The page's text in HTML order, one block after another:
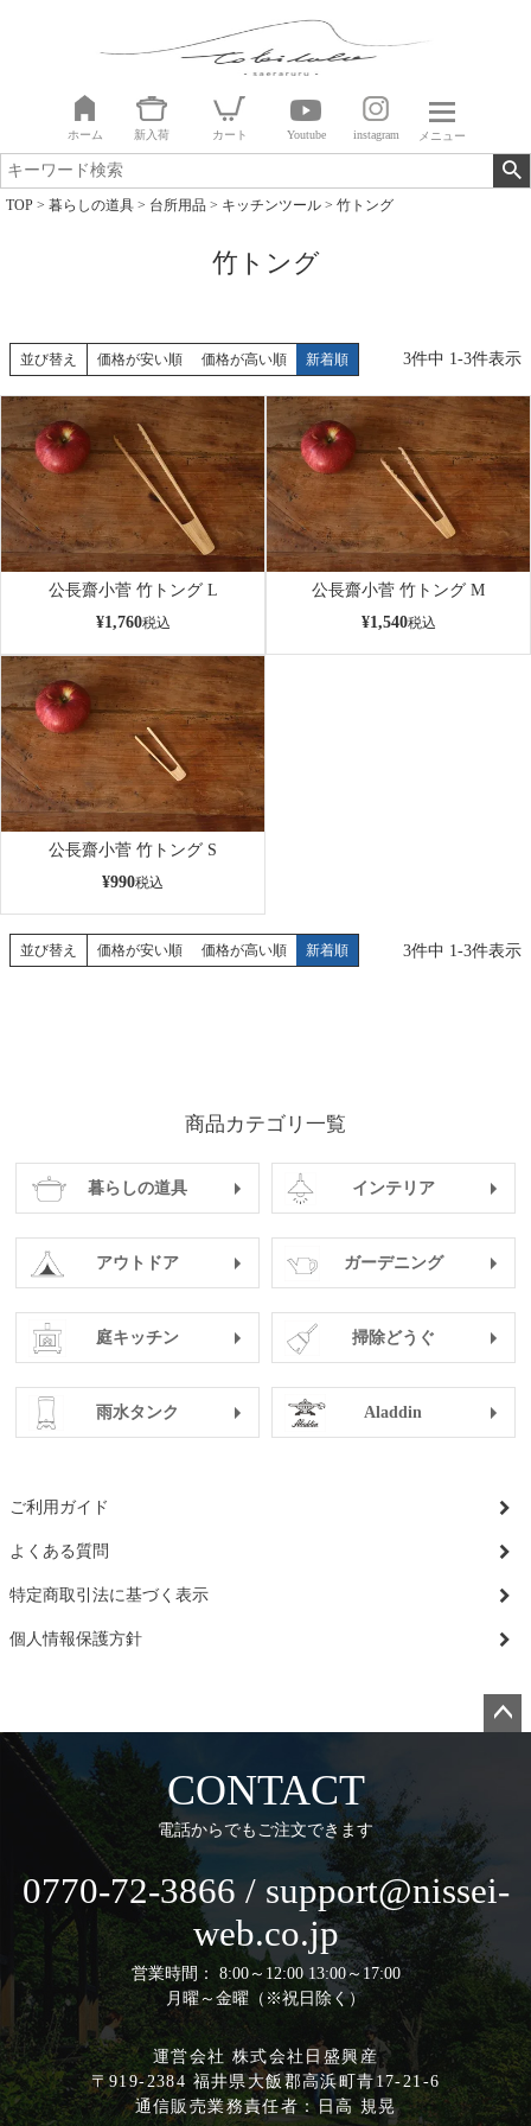
ホーム 新入荷 カート Youtube instagram メニュー
TOP 暮らしの道具 台所用品 キッチンツール 竹トング
竹トング
並び替え 価格が安い順 価格が高い順 新着順 3件中 1-3件表示
公長齋小菅 竹トング L
¥1,760税込
公長齋小菅 竹トング M
¥1,540税込
公長齋小菅 竹トング S
¥990税込
並び替え 価格が安い順 価格が高い順 新着順 3件中 1 -3件表示
商品カテゴリ一覧
暮らしの道具 インテリア
アウトドア ガーデニング
庭キッチン 掃除どうぐ
雨水タンク Aladdin
ご利用ガイド
よくある質問
特定商取引法に基づく表示
個人情報保護方針
へ
CONTACT
電話からでもご注文できます
0770-72-3866 / support@nissei-
web.co.jp
営業時間： 8:00～12:00 13:00～17:00
月曜～金曜（※祝日除く）
運営会社 株式会社日盛興産
〒919-2384 福井県大飯郡高浜町青17-21-6
通信販売業務責任者：日高 規晃